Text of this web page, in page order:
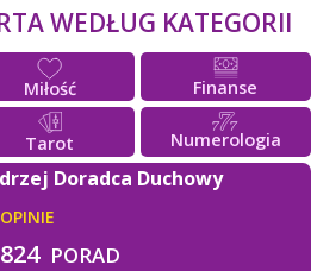
WEDŁUG KATEGORII
Miłość Finanse
Tarot Numerologia
Doradca Duchowy
OPINIE
PORAD